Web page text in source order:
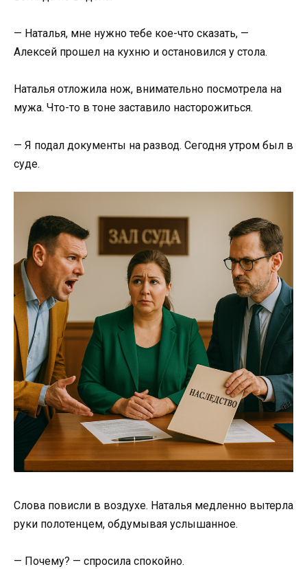
— Наталья, мне нужно тебе кое-что сказать, —
Алексей прошел на кухню и остановился у стола.
Наталья отложила нож, внимательно посмотрела на
мужа. Что-то в тоне заставило насторожиться.
— Я подал документы на развод. Сегодня утром был в
суде.
Слова повисли в воздухе. Наталья медленно вытерла
руки полотенцем, обдумывая услышанное.
— Почему? — спросила спокойно.